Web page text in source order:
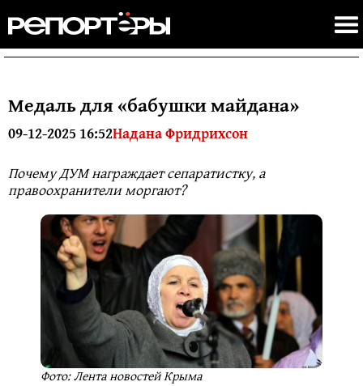
Медаль для «бабушки майдана»
09-12-2025 16:52Надана Фридрихсон
Почему ДУМ награждает сепаратистку, а
правоохранители моргают?
Фото: Лента новостей Крыма